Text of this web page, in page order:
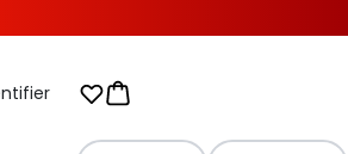
Mes listes d'envies
Panier